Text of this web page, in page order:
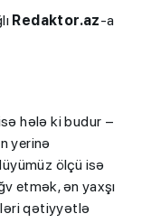
Redaktor.az-a
hələ ki budur –
yerinə
ölçü isə
etmək, ən yaxşı
qətiyyətlə